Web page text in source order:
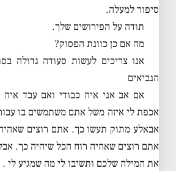
סיפור למעלה.
תודה על הפירושים שלך.
מה אם כן כוונת הפסוק?
אנו צריכים לעשות סעודה גדולה
הנביאים
אם אב אני איה כבודי ואם עבד
אכפת לי איזה משל אתם משתמשים בו
אבאלע מתוק תעשו כך. אתם רוצים
אתם רוצים שאהיה רוח הכל שיהיה כך.
את המילה שלכם ותשיבו לי מה שמגיע לי .